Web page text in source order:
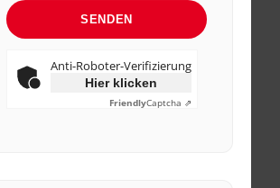
SENDEN
Anti-Roboter-Verifizierung
Hier klicken
FriendlyCaptcha ⇗